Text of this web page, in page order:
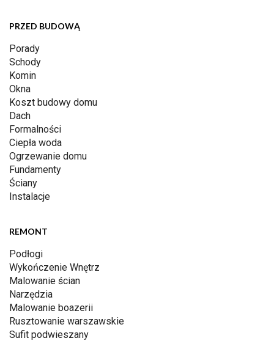
PRZED BUDOWĄ
Porady
Schody
Komin
Okna
Koszt budowy domu
Dach
Formalności
Ciepła woda
Ogrzewanie domu
Fundamenty
Ściany
Instalacje
REMONT
Podłogi
Wykończenie Wnętrz
Malowanie ścian
Narzędzia
Malowanie boazerii
Rusztowanie warszawskie
Sufit podwieszany